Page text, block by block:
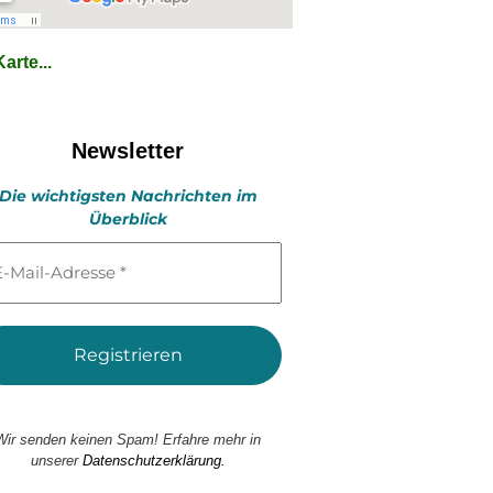
Newsletter
Die wichtigsten Nachrichten im
Überblick
senden keinen Spam! Erfahre mehr in
unserer Datenschutzerklärung.